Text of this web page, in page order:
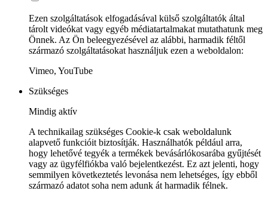
Ezen szolgáltatások elfogadásával külső szolgáltatók által
tárolt videókat vagy egyéb médiatartalmakat mutathatunk meg
Önnek. Az Ön beleegyezésével az alábbi, harmadik féltől
származó szolgáltatásokat használjuk ezen a weboldalon:
Vimeo, YouTube
Szükséges
Mindig aktív
A technikailag szükséges Cookie-k csak weboldalunk
alapvető funkcióit biztosítják. Használhatók például arra,
hogy lehetővé tegyék a termékek bevásárlókosarába gyűjtését
vagy az ügyfélfiókba való bejelentkezést. Ez azt jelenti, hogy
semmilyen következtetés levonása nem lehetséges, így ebből
származó adatot soha nem adunk át harmadik félnek.